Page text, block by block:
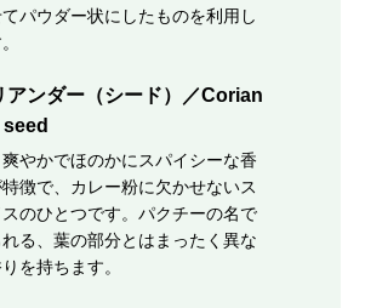
パウダー状にしたものを利用し
アンダー（シード）／Corian
やかでほのかにスパイシーな香
特徴で、カレー粉に欠かせないス
のひとつです。パクチーの名で
る、葉の部分とはまったく異な
を持ちます。